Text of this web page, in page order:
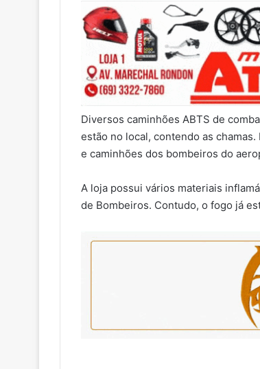
Diversos caminhões ABTS de
estão no local, contendo as
e caminhões dos bombeiros do
A loja possui vários materiais
de Bombeiros. Contudo, o fogo já